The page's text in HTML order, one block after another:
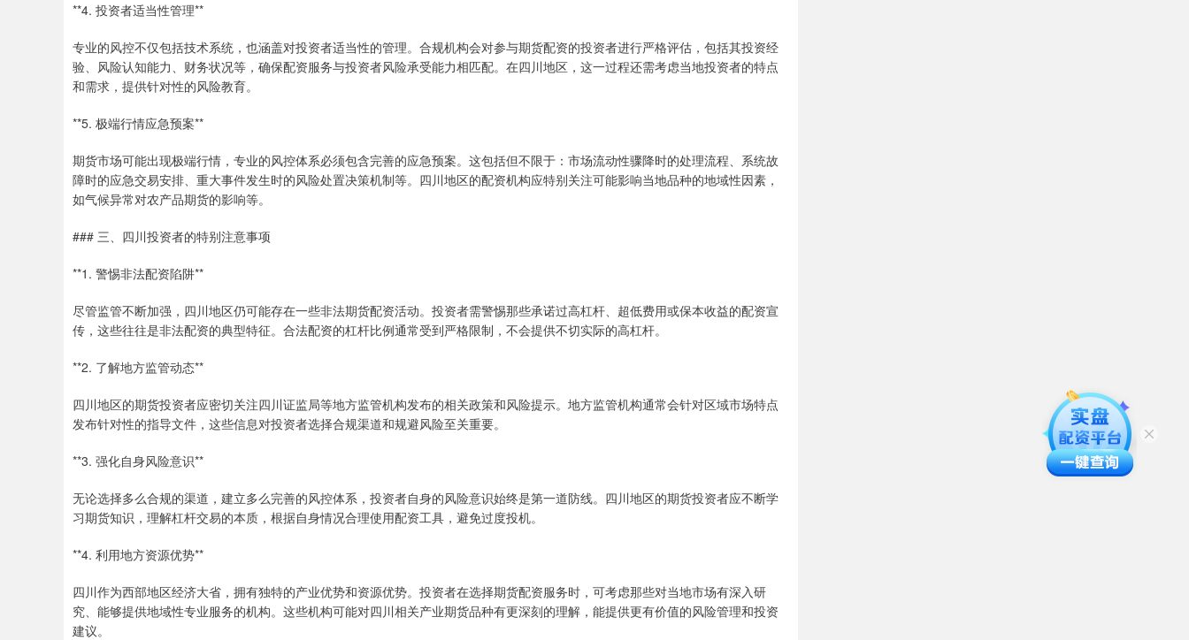
**4. 投资者适当性管理**
专业的风控不仅包括技术系统，也涵盖对投资者适当性的管理。合规机构会对参与期货配资的投资者进行严格评估，包括其投资经
验、风险认知能力、财务状况等，确保配资服务与投资者风险承受能力相匹配。在四川地区，这一过程还需考虑当地投资者的特点
和需求，提供针对性的风险教育。
**5. 极端行情应急预案**
期货市场可能出现极端行情，专业的风控体系必须包含完善的应急预案。这包括但不限于：市场流动性骤降时的处理流程、系统故
障时的应急交易安排、重大事件发生时的风险处置决策机制等。四川地区的配资机构应特别关注可能影响当地品种的地域性因素，
如气候异常对农产品期货的影响等。
### 三、四川投资者的特别注意事项
**1. 警惕非法配资陷阱**
尽管监管不断加强，四川地区仍可能存在一些非法期货配资活动。投资者需警惕那些承诺过高杠杆、超低费用或保本收益的配资宣
传，这些往往是非法配资的典型特征。合法配资的杠杆比例通常受到严格限制，不会提供不切实际的高杠杆。
**2. 了解地方监管动态**
四川地区的期货投资者应密切关注四川证监局等地方监管机构发布的相关政策和风险提示。地方监管机构通常会针对区域市场特点
发布针对性的指导文件，这些信息对投资者选择合规渠道和规避风险至关重要。
**3. 强化自身风险意识**
无论选择多么合规的渠道，建立多么完善的风控体系，投资者自身的风险意识始终是第一道防线。四川地区的期货投资者应不断学
习期货知识，理解杠杆交易的本质，根据自身情况合理使用配资工具，避免过度投机。
**4. 利用地方资源优势**
四川作为西部地区经济大省，拥有独特的产业优势和资源优势。投资者在选择期货配资服务时，可考虑那些对当地市场有深入研
究、能够提供地域性专业服务的机构。这些机构可能对四川相关产业期货品种有更深刻的理解，能提供更有价值的风险管理和投资
建议。